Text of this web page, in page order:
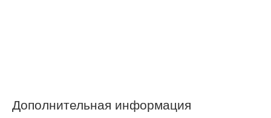
Дополнительная информация